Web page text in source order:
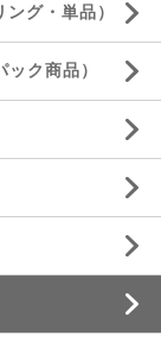
グ・単品）
ク商品）